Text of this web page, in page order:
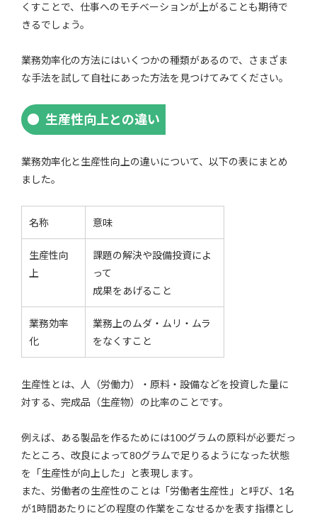
くすことで、仕事へのモチベーションが上がることも期待で
きるでしょう。
業務効率化の方法にはいくつかの種類があるので、さまざま
な手法を試して自社にあった方法を見つけてみてください。
生産性向上との違い
業務効率化と生産性向上の違いについて、以下の表にまとめ
ました。
名称 意味
生産性向
上
課題の解決や設備投資によ
って
成果をあげること
業務効率
化
業務上のムダ・ムリ・ムラ
をなくすこと
生産性とは、人（労働力）・原料・設備などを投資した量に
対する、完成品（生産物）の比率のことです。
例えば、ある製品を作るためには100グラムの原料が必要だっ
たところ、改良によって80グラムで足りるようになった状態
を「生産性が向上した」と表現します。
また、労働者の生産性のことは「労働者生産性」と呼び、1名
が1時間あたりにどの程度の作業をこなせるかを表す指標とし